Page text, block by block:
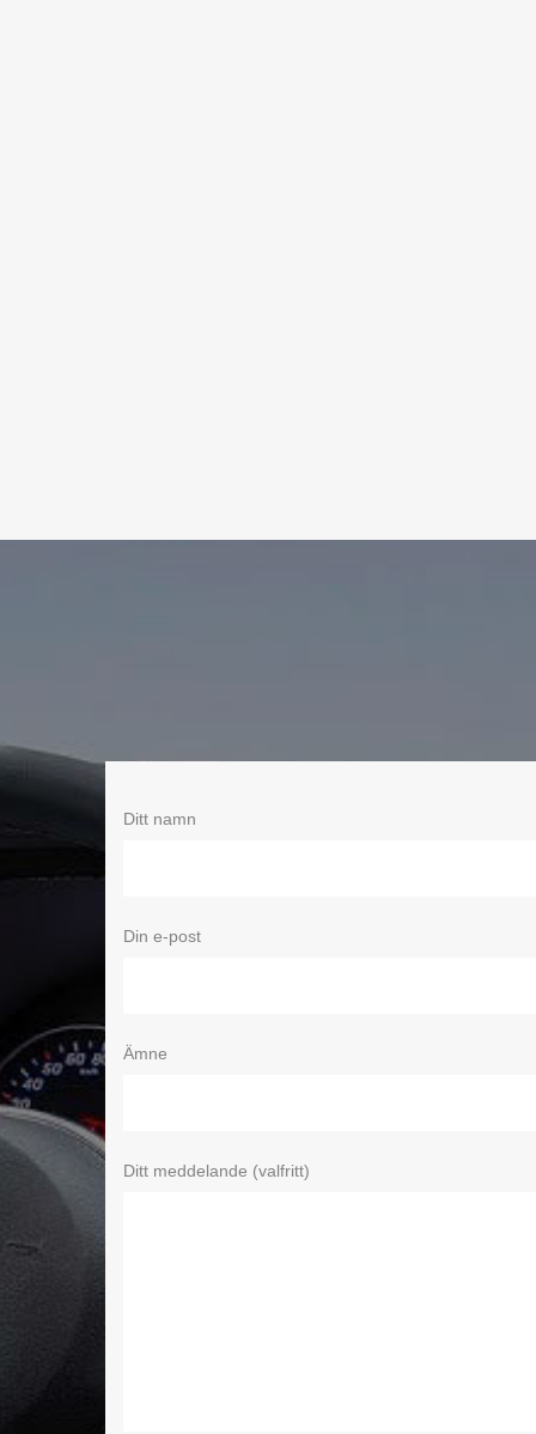
Ditt namn
Din e-post
Ämne
Ditt meddelande (valfritt)